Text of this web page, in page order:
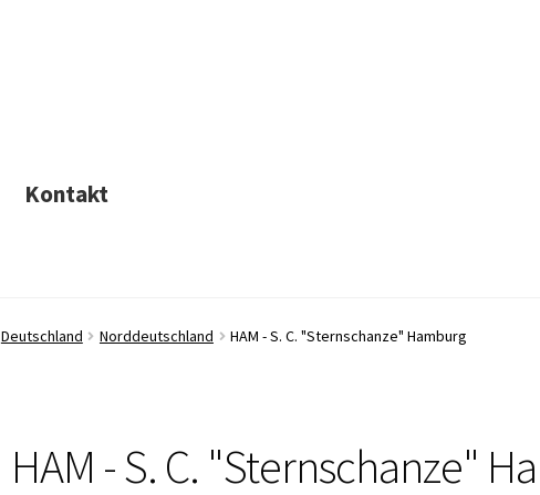
Kontakt
Deutschland Norddeutschland HAM - S. C. "Sternschanze" Hamburg
HAM - S. C. "Sternschanze"